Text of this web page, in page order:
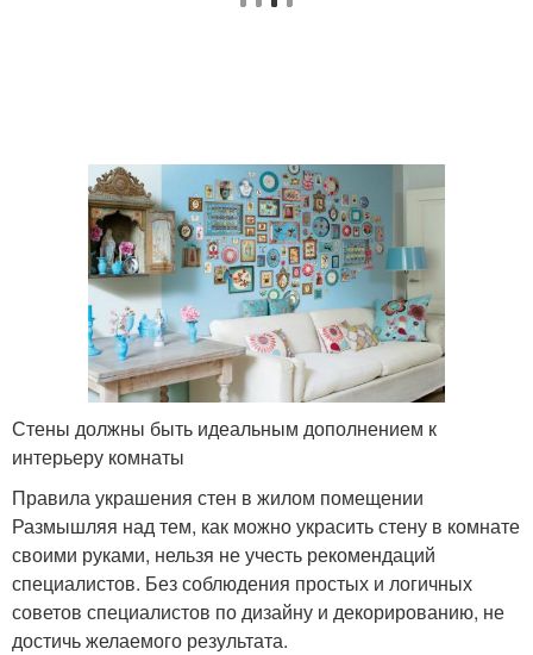
Стены должны быть идеальным дополнением к
интерьеру комнаты
Правила украшения стен в жилом помещении
Размышляя над тем, как можно украсить стену в комнате
своими руками, нельзя не учесть рекомендаций
специалистов. Без соблюдения простых и логичных
советов специалистов по дизайну и декорированию, не
достичь желаемого результата.